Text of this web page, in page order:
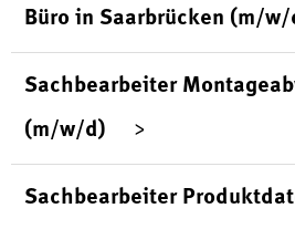
Büro in Saarbrücken (m/w/
Sachbearbeiter
(m/w/d)
Sachbearbeiter